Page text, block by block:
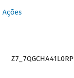
Ações